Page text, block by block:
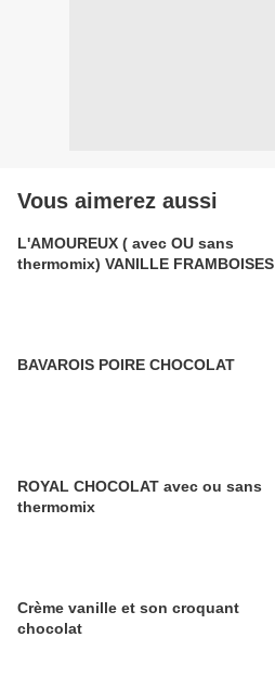
Vous aimerez aussi
L'AMOUREUX ( avec OU sans
thermomix) VANILLE FRAMBOISES
BAVAROIS POIRE CHOCOLAT
ROYAL CHOCOLAT avec ou sans
thermomix
Crème vanille et son croquant
chocolat